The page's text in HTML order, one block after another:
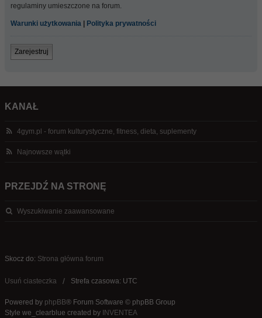
regulaminy umieszczone na forum.
Warunki użytkowania Polityka prywatności
Zarejestruj
KANAŁ
4gym.pl - forum kulturystyczne, fitness, dieta, suplementy
Najnowsze wątki
PRZEJDŹ NA STRONĘ
Wyszukiwanie zaawansowane
Skocz do: Strona główna forum
Usuń ciasteczka Strefa czasowa: UTC
Powered by phpBB® Forum Software © phpBB Group
Style we_clearblue created by INVENTEA